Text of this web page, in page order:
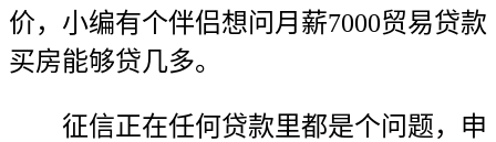
价，小编有个伴侣想问月薪7000贸易贷款
买房能够贷几多。
征信正在任何贷款里都是个问题，申